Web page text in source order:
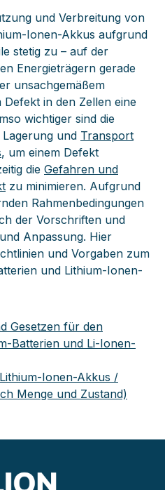
und Verbreitung von
Ionen-Akkus aufgrund
stetig zu – auf der
Energieträgern gerade
unsachgemäßem
in den Zellen eine
wichtiger sind die
und Transport
, um einem Defekt
die Gefahren und
zu minimieren. Aufgrund
Rahmenbedingungen
der Vorschriften und
Anpassung. Hier
und Vorgaben zum
und Lithium-Ionen-
Gesetzen für den
Batterien und Li-Ionen-
Ionen-Akkus /
Menge und Zustand)